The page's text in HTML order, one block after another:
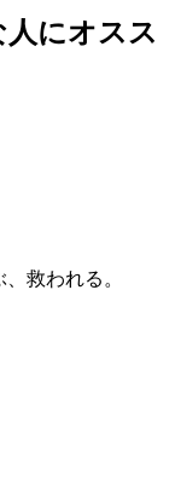
にオスス
救われる。